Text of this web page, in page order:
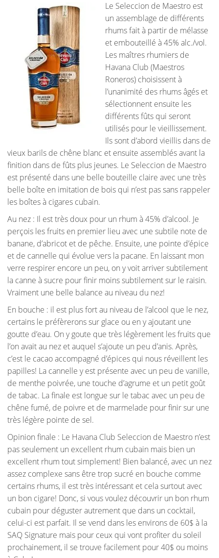
Le Seleccion de Maestro est
un assemblage de différents
rhums fait à partir de mélasse
et embouteillé à 45% alc./vol.
Les maîtres rhumiers de
Havana Club (Maestros
Roneros) choisissent à
l’unanimité des rhums âgés et
sélectionnent ensuite les
différents fûts qui seront
utilisés pour le vieillissement.
Ils sont d’abord vieillis dans de
vieux barils de chêne blanc et ensuite assemblés avant la
finition dans de fûts plus jeunes. Le Seleccion de Maestro
est présenté dans une belle bouteille claire avec une très
belle boîte en imitation de bois qui n’est pas sans rappeler
les boîtes à cigares cubain.
Au nez : Il est très doux pour un rhum à 45% d’alcool. Je
perçois les fruits en premier lieu avec une subtile note de
banane, d’abricot et de pêche. Ensuite, une pointe d’épice
et de cannelle qui évolue vers la pacane. En laissant mon
verre respirer encore un peu, on y voit arriver subtilement
la canne à sucre pour finir moins subtilement sur le raisin.
Vraiment une belle balance au niveau du nez!
En bouche : il est plus fort au niveau de l’alcool que le nez,
certains le préfèrerons sur glace ou en y ajoutant une
goutte d’eau. On y goute que très légèrement les fruits que
l’on avait au nez et auquel s’ajoute un peu d’anis. Après,
c’est le cacao accompagné d’épices qui nous réveillent les
papilles! La cannelle y est présente avec un peu de vanille,
de menthe poivrée, une touche d’agrume et un petit goût
de tabac. La finale est longue sur le tabac avec un peu de
chêne fumé, de poivre et de marmelade pour finir sur une
très légère pointe de sel.
Opinion finale : Le Havana Club Seleccion de Maestro n’est
pas seulement un excellent rhum cubain mais bien un
excellent rhum tout simplement! Bien balancé, avec un nez
assez complexe sans être trop sucré en bouche comme
certains rhums, il est très intéressant et cela surtout avec
un bon cigare! Donc, si vous voulez découvrir un bon rhum
cubain pour déguster autrement que dans un cocktail,
celui-ci est parfait. Il se vend dans les environs de 60$ à la
SAQ Signature mais pour ceux qui vont profiter du soleil
prochainement, il se trouve facilement pour 40$ ou moins